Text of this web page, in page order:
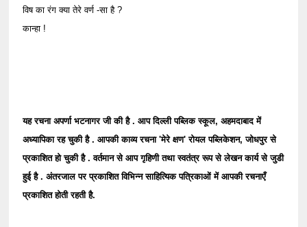
विष का रंग क्या तेरे वर्ण -सा है ?
कान्हा !
यह रचना अपर्णा भटनागर जी की है . आप दिल्ली पब्लिक स्कूल, अहमदाबाद में
अध्यापिका रह चुकी है . आपकी काव्य रचना 'मेरे क्षण' रोयल पब्लिकेशन, जोधपुर से
प्रकाशित हो चुकी है . वर्तमान से आप गृहिणी तथा स्वतंत्र रूप से लेखन कार्य से जुडी
हुई है . अंतरजाल पर प्रकाशित विभिन्न साहित्यिक पत्रिकाओं में आपकी रचनाएँ
प्रकाशित होती रहती है.